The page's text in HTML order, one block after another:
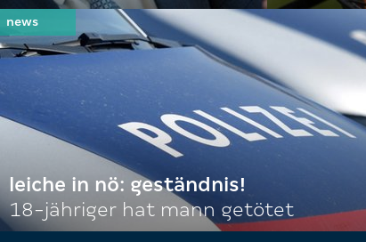
leiche in nö: geständnis!
18-jähriger hat mann getötet